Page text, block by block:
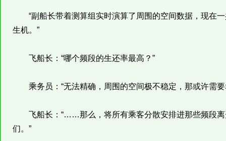
“副船长带着测算组实时演算了周围的空间数据，现在一
生机。”
飞船长：“哪个频段的生还率最高？”
乘务员：“无法精确，周围的空间极不稳定，那或许需要
飞船长：“……那么，将所有乘客分散安排进那些频段离
们。”